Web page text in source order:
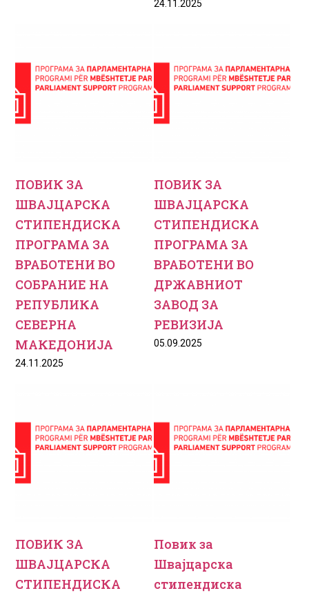
24.11.2025
ПОВИК ЗА
ШВАЈЦАРСКА
СТИПЕНДИСКА
ПРОГРАМА ЗА
ВРАБОТЕНИ ВО
СОБРАНИЕ НА
РЕПУБЛИКА
СЕВЕРНА
МАКЕДОНИЈА
24.11.2025
ПОВИК ЗА
ШВАЈЦАРСКА
СТИПЕНДИСКА
ПРОГРАМА ЗА
ВРАБОТЕНИ ВО
ДРЖАВНИОТ
ЗАВОД ЗА
РЕВИЗИЈА
05.09.2025
ПОВИК ЗА
ШВАЈЦАРСКА
СТИПЕНДИСКА
Повик за
Швајцарска
стипендиска